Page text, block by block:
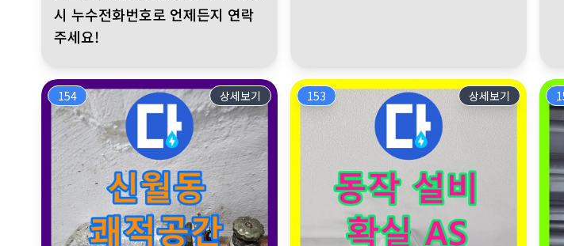
시 누수전화번호로 언제든지 연락
주세요!
154 상세보기 153 상세보기